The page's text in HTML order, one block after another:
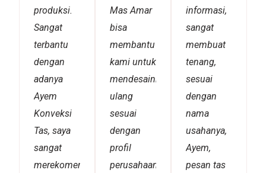
produksi.
Sangat
terbantu
dengan
adanya
Ayem
Konveksi
Tas, saya
sangat
merekomendasikannya!
Mas Amar
bisa
membantu
kami untuk
mendesainnya
ulang
sesuai
dengan
profil
perusahaan
informasi,
sangat
membuat
tenang,
sesuai
dengan
nama
usahanya,
Ayem,
pesan tas